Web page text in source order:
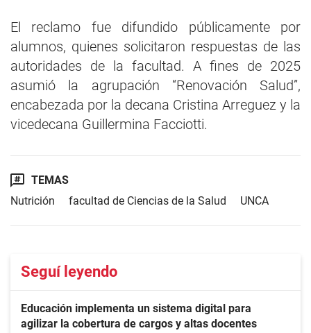
El reclamo fue difundido públicamente por
alumnos, quienes solicitaron respuestas de las
autoridades de la facultad. A fines de 2025
asumió la agrupación “Renovación Salud”,
encabezada por la decana Cristina Arreguez y la
vicedecana Guillermina Facciotti.
TEMAS
Nutrición
facultad de Ciencias de la Salud UNCA
Seguí leyendo
Educación implementa un sistema digital para
agilizar la cobertura de cargos y altas docentes